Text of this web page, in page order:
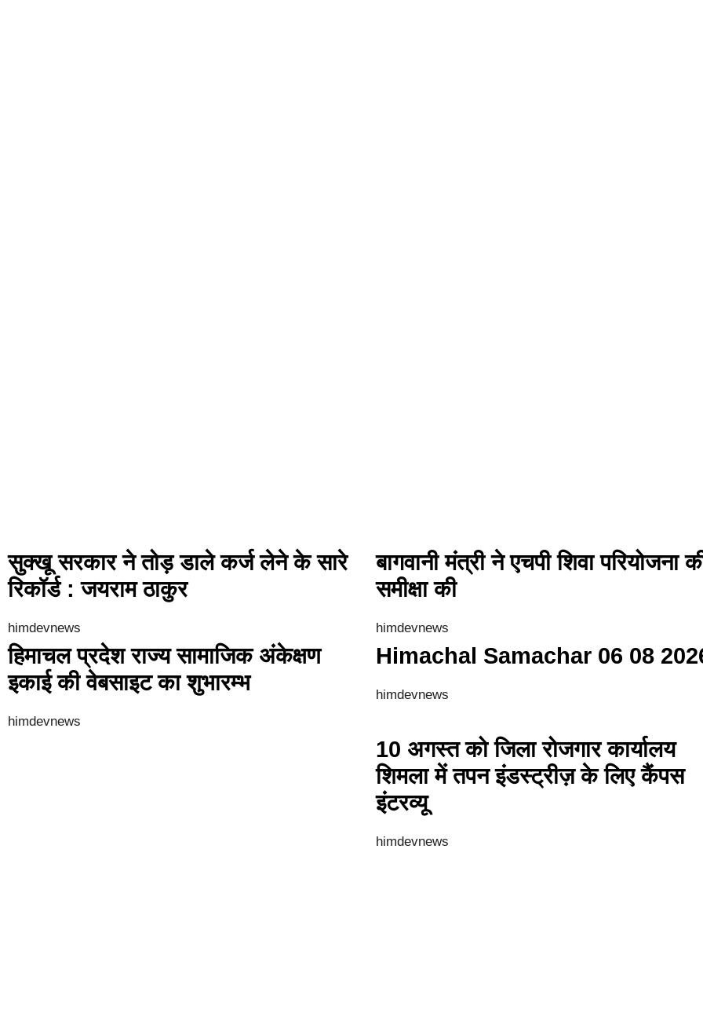
सुक्खू सरकार ने तोड़ डाले कर्ज लेने के सारे
रिकॉर्ड : जयराम ठाकुर
himdevnews
बागवानी मंत्री ने एचपी शिवा परियोजना
समीक्षा की
himdevnews
हिमाचल प्रदेश राज्य सामाजिक अंकेक्षण
इकाई की वेबसाइट का शुभारम्भ
himdevnews
Himachal Samachar 06 08
himdevnews
10 अगस्त को जिला रोजगार कार्यालय
शिमला में तपन इंडस्ट्रीज़ के लिए कैंपस
इंटरव्यू
himdevnews